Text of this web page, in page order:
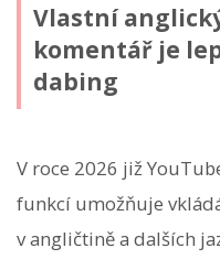
Vlastní
komentář je
dabing
V roce 2026 již
funkcí umožňuje
v angličtině a dalších